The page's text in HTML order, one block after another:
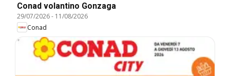
Conad volantino Gonzaga
29/07/2026- 11/08/2026
Conad